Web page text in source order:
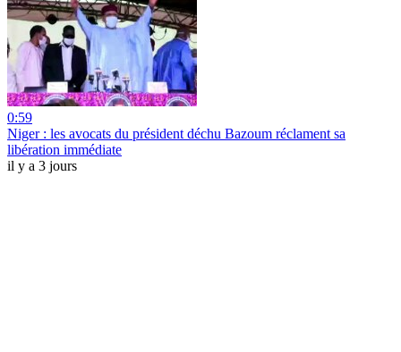
0:59
Niger : les avocats du président déchu Bazoum réclament sa
libération immédiate
il y a 3 jours